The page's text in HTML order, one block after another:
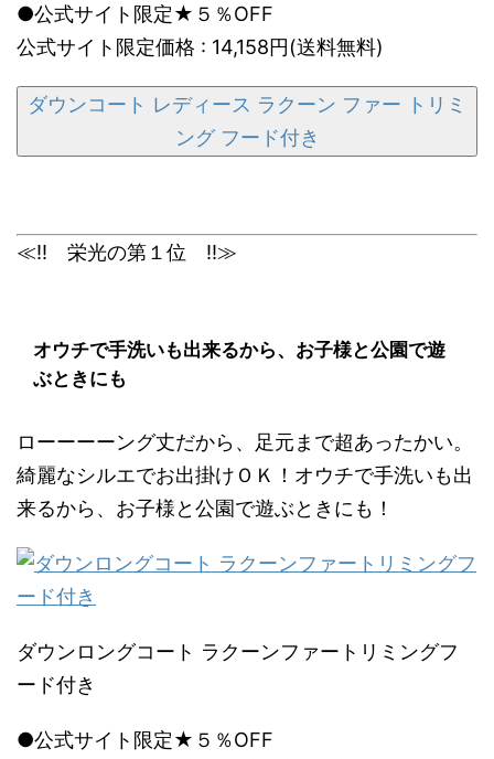
●公式サイト限定★５％OFF
公式サイト限定価格 : 14,158円(送料無料)
ダウンコート レディース ラクーン ファー トリミ
ング フード付き
≪!! 栄光の第１位 !!≫
オウチで手洗いも出来るから、お子様と公園で遊
ぶときにも
ローーーーング丈だから、足元まで超あったかい。
綺麗なシルエでお出掛けＯＫ！オウチで手洗いも出
来るから、お子様と公園で遊ぶときにも！
ダウンロングコート ラクーンファートリミングフ
ード付き
●公式サイト限定★５％OFF